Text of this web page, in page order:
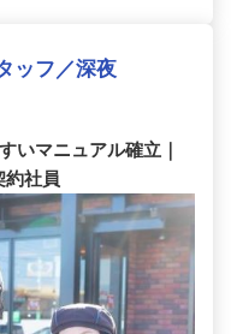
ッフ／深夜
いマニュアル確立｜
約社員